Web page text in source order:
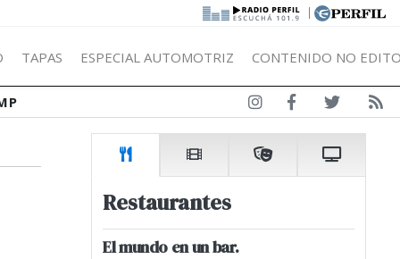
|
TAPAS ESPECIAL AUTOMOTRIZ CONTENIDO NO
Restaurantes
El mundo en un bar.